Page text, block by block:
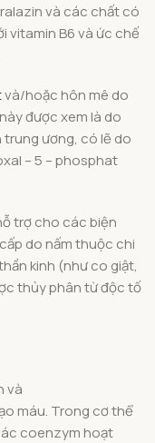
và các chất có
vitamin B6 và ức chế
và/hoặc hôn mê do
được xem là do
trung ương, có lẽ do
– 5 – phosphat
trợ cho các biện
do nấm thuộc chi
kinh (như co giật,
thủy phân từ độc tố
và
máu. Trong cơ thể
coenzym hoạt